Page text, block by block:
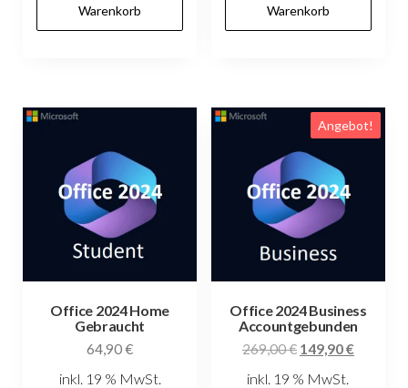
Warenkorb
Warenkorb
Office 2024 Home
Gebraucht
64,90€
inkl. 19 % MwSt.
Angebot!
Office 2024 Business
Accountgebunden
269,00€ Ursprünglicher
149,90€
inkl. 19 % MwSt.